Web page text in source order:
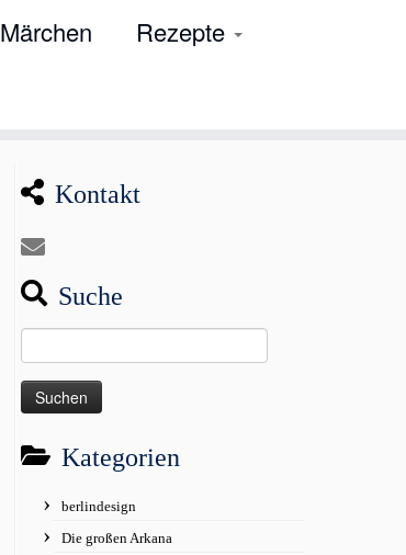
Märchen
Rezepte
Kontakt
Suche
nach:
Kategorien
berlindesign
Die großen Arkana